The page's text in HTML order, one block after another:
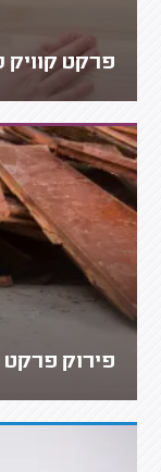
פרקט
פירוק